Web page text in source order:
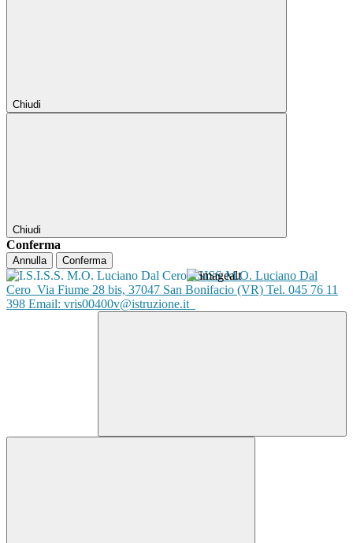
Chiudi
Chiudi
Conferma
Annulla Conferma
ISISS M.O. Luciano Dal
Cero Via Fiume 28 bis, 37047 San Bonifacio (VR) Tel. 045 76 11
398 Email: vris00400v@istruzione.it